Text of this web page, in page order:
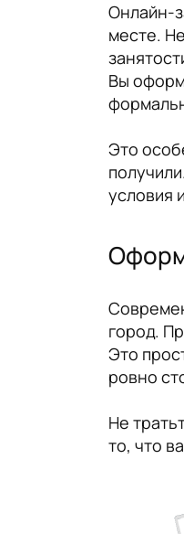
Онлайн-
месте.
Вы
Это
условия
город.
Это
ровно
Не
то, что